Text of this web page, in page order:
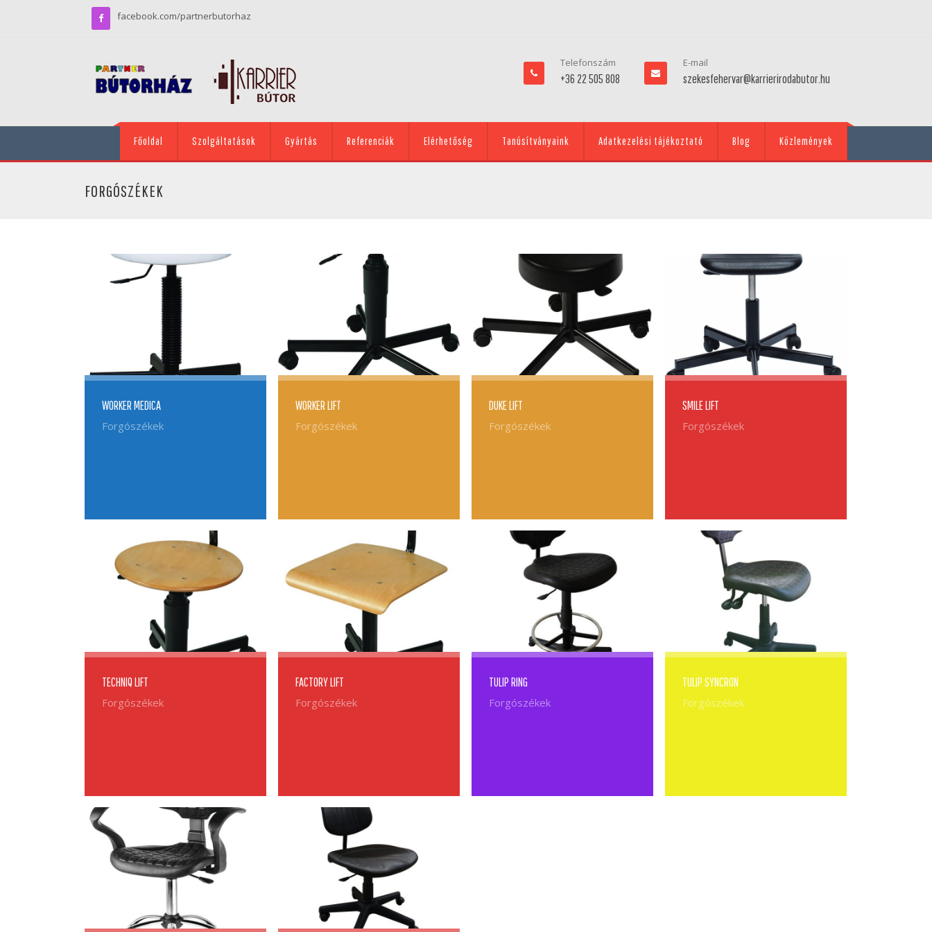
facebook.com/partnerbutorhaz
Telefonszám
+36 22 505 808
E-mail
szekesfehervar@karrierirodabutor.hu
Főoldal Szolgáltatások Gyártás Referenciák Elérhetőség Tanúsítványaink Adatkezelési tájékoztató Blog Közlemények
FORGÓSZÉKEK
WORKER MEDICA
Forgószékek
WORKER LIFT
Forgószékek
DUKE LIFT
Forgószékek
SMILE LIFT
Forgószékek
TECHNIQ LIFT
Forgószékek
FACTORY LIFT
Forgószékek
TULIP RING
Forgószékek
TULIP SYNCRON
Forgószékek